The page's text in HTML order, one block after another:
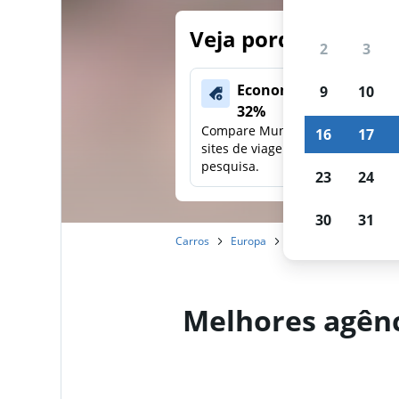
Veja porque
Economize mais de
32%
Compare Mundi com outros
sites de viagens em uma única
pesquisa.
Carros Europa
Melhores
2 3
9 10
16 17
23 24
30 31